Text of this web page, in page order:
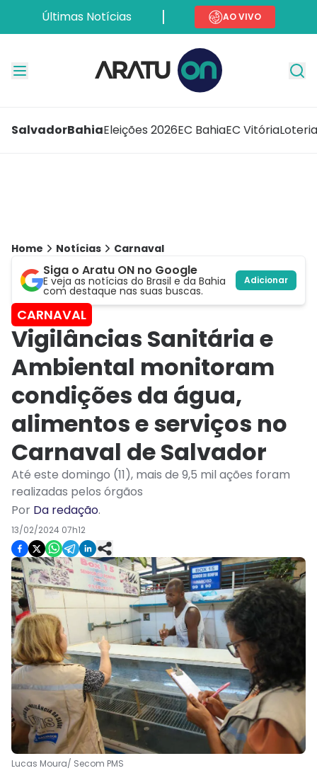
Últimas Notícias AO VIVO
SalvadorBahiaEleições 2026EC BahiaEC Vitória
Home Notícias Carnaval
Siga o Aratu ON no Google
E veja as notícias do Brasil e da Bahia
com destaque nas suas buscas.
Adicionar
CARNAVAL
Vigilâncias Sanitária e
Ambiental monitoram
condições da água,
alimentos e serviços no
Carnaval de Salvador
Até este domingo (11), mais de 9,5 mil ações foram
realizadas pelos órgãos
Por Da redação.
13/02/2024 07h12
Lucas Moura/ Secom PMS